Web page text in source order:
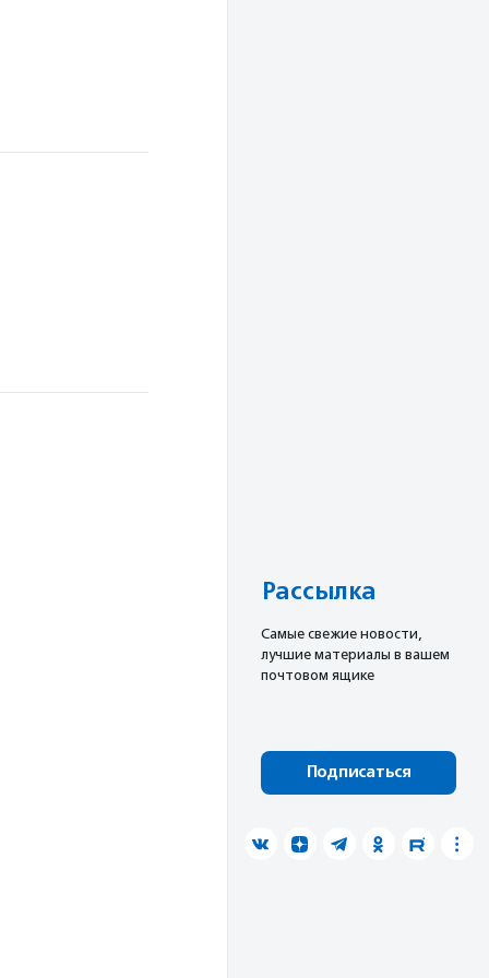
Рассылка
Cамые свежие новости,
лучшие материалы в вашем
почтовом ящике
Подписаться